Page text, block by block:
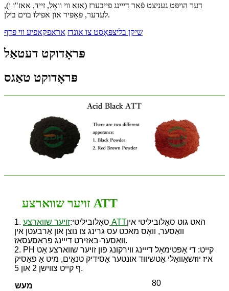
דער הויפּט געניצט פֿאַר דייינג פייבערז (אַזאַ ווי וואָל, זייַד, אאז"ו ו),
לעדער, פּאַפּיר און אפילו בוים בילן.
שיקן בליצפּאָסט צו אונדז אראפקאפיע ווי פּדף
פּראָדוקט דעטאַל
פּראָדוקט טאַגס
זויער שווארצע ATT
1. סאָלוביליטי: זויער שווארצע ATTהאט גוט סאָלוביליטי אין
וואַסער, וואָס מאכט עס גרינג צו נוצן און אַרבעטן אין
וואַסער-באזירט דייינג פּראַסעסאַז.
2. PH קייט: די אָפּטימאַל דייינג ווירקונג פון זויער שווארצע אַט
איז יוזשאַוואַלי אַטשיווד אונטער אַסידיק טנאָים, מיט אַ פּאַסיק
ף קייט צווישן 2 און 5.
מעש
80